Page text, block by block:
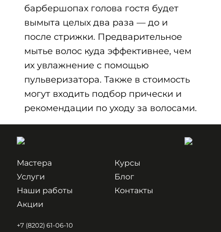
барбершопах голова гостя будет
вымыта целых два раза — до и
после стрижки. Предварительное
мытье волос куда эффективнее, чем
их увлажнение с помощью
пульверизатора. Также в стоимость
могут входить подбор прически и
рекомендации по уходу за волосами.
Мастера
Услуги
Наши работы
Акции
Курсы
Блог
Контакты
+7 (8202) 61-06-10